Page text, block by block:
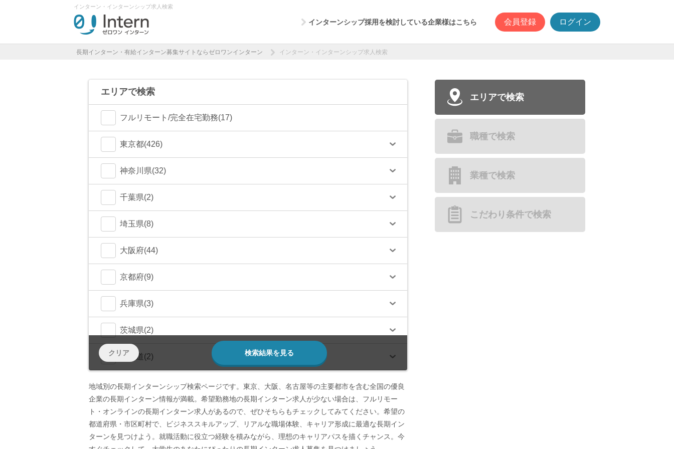
インターン・インターンシップ求人検索
インターンシップ採用を検討している企業様はこちら 会員登録 ログイン
長期インターン・有給インターン募集サイトならゼロワンインターン インターン・インターンシップ求人検索
エリアで検索
フルリモート/完全在宅勤務(17)
東京都(426)
港区(80)
渋谷区(77)
新宿区(67)
千代田区(55)
中央区(50)
品川区(30)
豊島区(14)
目黒区(14)
世田谷区(7)
神奈川県(32)
横浜市(24)
川崎市(4)
鎌倉市(1)
大和市(0)
千葉県(2)
船橋市(0)
千葉市(0)
埼玉県(8)
さいたま市(4)
大阪府(44)
大阪市(39)
豊中市(3)
吹田市(1)
京都府(9)
京都市(9)
兵庫県(3)
神戸市(1)
茨城県(2)
つくば市(1)
北海道(2)
札幌市(1)
岩手県(0)
宮城県(2)
仙台市(2)
群馬県(1)
クリア 検索結果を見る
地域別の長期インターンシップ検索ページです。東京、大阪、名古屋等の主要都市を含む全国の優良
企業の長期インターン情報が満載。希望勤務地の長期インターン求人が少ない場合は、フルリモー
ト・オンラインの長期インターン求人があるので、ぜひそちらもチェックしてみてください。希望の
都道府県・市区町村で、ビジネススキルアップ、リアルな職場体験、キャリア形成に最適な長期イン
ターンを見つけよう。就職活動に役立つ経験を積みながら、理想のキャリアパスを描くチャンス。今
エリアで検索
職種で検索
業種で検索
こだわり条件で検索